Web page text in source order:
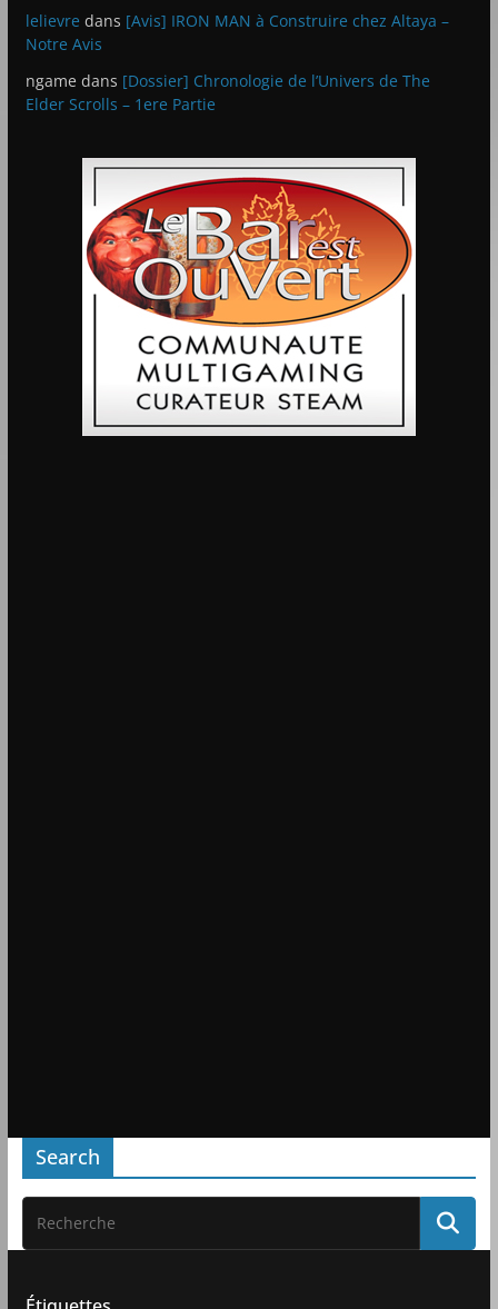
lelievre dans [Avis] IRON MAN à Construire chez Altaya –
Notre Avis
ngame dans [Dossier] Chronologie de l’Univers de The
Elder Scrolls – 1ere Partie
Search